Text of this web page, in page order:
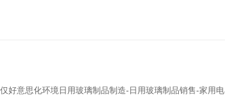
意思化环境日用玻璃制品制造-日用玻璃制品销售-家用